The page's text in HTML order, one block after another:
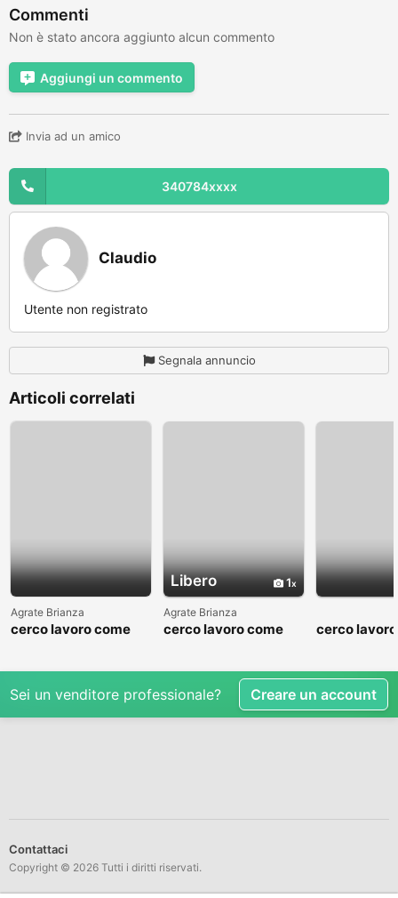
Commenti
Non è stato ancora aggiunto alcun commento
Aggiungi un commento
Invia ad un amico
340784xxxx
Claudio
Utente non registrato
Segnala annuncio
Articoli correlati
Agrate Brianza
cerco lavoro come
Libero 1
Agrate Brianza
cerco lavoro come
cerco
Sei un venditore professionale? Creare un account
Contattaci
Copyright © 2026 Tutti i diritti riservati.